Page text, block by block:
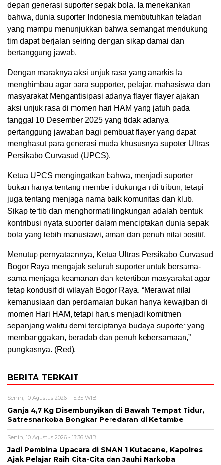
depan generasi suporter sepak bola. Ia menekankan
bahwa, dunia suporter Indonesia membutuhkan teladan
yang mampu menunjukkan bahwa semangat mendukung
tim dapat berjalan seiring dengan sikap damai dan
bertanggung jawab.
Dengan maraknya aksi unjuk rasa yang anarkis Ia
menghimbau agar para supporter, pelajar, mahasiswa dan
masyarakat Mengantisipasi adanya flayer flayer ajakan
aksi unjuk rasa di momen hari HAM yang jatuh pada
tanggal 10 Desember 2025 yang tidak adanya
pertanggung jawaban bagi pembuat flayer yang dapat
menghasut para generasi muda khususnya supoter Ultras
Persikabo Curvasud (UPCS).
Ketua UPCS mengingatkan bahwa, menjadi suporter
bukan hanya tentang memberi dukungan di tribun, tetapi
juga tentang menjaga nama baik komunitas dan klub.
Sikap tertib dan menghormati lingkungan adalah bentuk
kontribusi nyata suporter dalam menciptakan dunia sepak
bola yang lebih manusiawi, aman dan penuh nilai positif.
Menutup pernyataannya, Ketua Ultras Persikabo Curvasud
Bogor Raya mengajak seluruh suporter untuk bersama-
sama menjaga keamanan dan ketertiban masyarakat agar
tetap kondusif di wilayah Bogor Raya. “Merawat nilai
kemanusiaan dan perdamaian bukan hanya kewajiban di
momen Hari HAM, tetapi harus menjadi komitmen
sepanjang waktu demi terciptanya budaya suporter yang
membanggakan, beradab dan penuh kebersamaan,”
pungkasnya. (Red).
BERITA TERKAIT
Senin, 10 Agustus 2026 - 15:35 WIB
Ganja 4,7 Kg Disembunyikan di Bawah Tempat Tidur,
Satresnarkoba Bongkar Peredaran di Ketambe
Senin, 10 Agustus 2026 - 13:36 WIB
Jadi Pembina Upacara di SMAN 1 Kutacane, Kapolres
Ajak Pelajar Raih Cita-Cita dan Jauhi Narkoba